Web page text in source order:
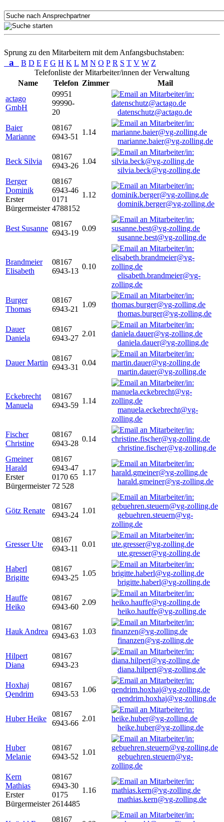
Sprung zu den Mitarbeitern mit dem Anfangsbuchstaben:
a B D E F G H K L M N O P R S T V W Z
Telefonliste der Mitarbeiter/innen der Verwaltung
Name
Telefon Zimmer
Mail
actago
GmbH
09951
99990-
20
datenschutz@actago.de
Baier
Marianne
08167
6943-51
1.14
marianne.baier@vg-zolling.de
Beck Silvia
08167
6943-26
1.04
silvia.beck@vg-zolling.de
Berger
Dominik
Erster
Bürgermeister
08167
6943-46
0171
4788152
1.12
dominik.berger@vg-zolling.de
Best Susanne
08167
6943-19
0.09
susanne.best@vg-zolling.de
Brandmeier
Elisabeth
08167
6943-13
0.10
elisabeth.brandmeier@vg-
zolling.de
Burger
Thomas
08167
6943-21
1.09
thomas.burger@vg-zolling.de
Dauer
Daniela
08167
6943-27
2.01
daniela.dauer@vg-zolling.de
Dauer Martin
08167
6943-31
0.04
martin.dauer@vg-zolling.de
Eckebrecht
Manuela
08167
6943-59
1.14
manuela.eckebrecht@vg-
zolling.de
Fischer
Christine
08167
6943-28
0.14
christine.fischer@vg-zolling.de
Gmeiner
Harald
Erster
Bürgermeister
08167
6943-47
0170 65
72 528
1.17
harald.gmeiner@vg-zolling.de
Götz Renate
08167
6943-24
1.01
gebuehren.steuern@vg-
zolling.de
Gresser Ute
08167
6943-11
0.01
ute.gresser@vg-zolling.de
Haberl
Brigitte
08167
6943-25
1.05
brigitte.haberl@vg-zolling.de
Hauffe
Heiko
08167
6943-60
2.09
heiko.hauffe@vg-zolling.de
Hauk Andrea
08167
6943-63
1.03
finanzen@vg-zolling.de
Hilpert
Diana
08167
6943-23
diana.hilpert@vg-zolling.de
Hoxhaj
Qendrim
08167
6943-53
1.06
qendrim.hoxhaj@vg-zolling.de
Huber Heike
08167
6943-66
2.01
heike.huber@vg-zolling.de
Huber
Melanie
08167
6943-52
1.01
gebuehren.steuern@vg-
zolling.de
Kern
Mathias
Erster
Bürgermeister
08167
6943-30
0175
2614485
1.16
mathias.kern@vg-zolling.de
08167